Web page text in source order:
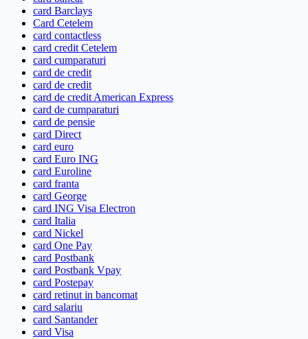
card Barclays
Card Cetelem
card contactless
card credit Cetelem
card cumparaturi
card de credit
card de credit
card de credit American Express
card de cumparaturi
card de pensie
card Direct
card euro
card Euro ING
card Euroline
card franta
card George
card ING Visa Electron
card Italia
card Nickel
card One Pay
card Postbank
card Postbank Vpay
card Postepay
card retinut in bancomat
card salariu
card Santander
card Visa